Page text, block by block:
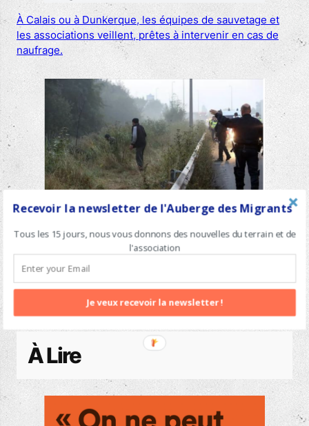
À Calais ou à Dunkerque, les équipes de sauvetage et
les associations veillent, prêtes à intervenir en cas de
naufrage.
Les violences policières à Calais, le quotidien des
personnes en exil.
À Lire
Recevoir la newsletter de l'Auberge des Migrants
Tous les 15 jours, nous vous donnons des nouvelles du terrain et de
l'association
Je veux recevoir la newsletter !